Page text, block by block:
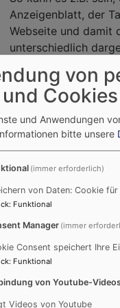
Anzeigenblatt, der
Webseite und damit
unterschiedlich
Die Vorlaufzeiten
beispielsweise sehr
Gemeindebrief
manchem Termin
kann es zu
herzlich um
Ihnen herzlich für
Evangelischen-
von
Cookies
und Anwendungen
bitte unsere
(immer erforderlich)
von Daten: Cookie
: Funktional
Manager (immer
Consent speichert Ihre
: Funktional
von Youtube-
Videos von Youtube